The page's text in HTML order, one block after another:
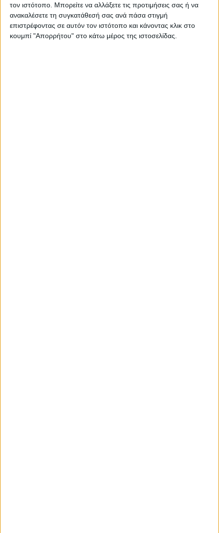
τον ιστότοπο. Μπορείτε να αλλάξετε τις προτιμήσεις σας ή να
ανακαλέσετε τη συγκατάθεσή σας ανά πάσα στιγμή
επιστρέφοντας σε αυτόν τον ιστότοπο και κάνοντας κλικ στο
κουμπί "Απορρήτου" στο κάτω μέρος της ιστοσελίδας.
Καλαμάτας, Τζαζ Φεστιβάλ Τήνου, Τζαζ
Φεστιβάλ Ζακύνθου (Zante Jazz Festival),
Μονή Λαζαριστών (Θεσσαλονίκη),